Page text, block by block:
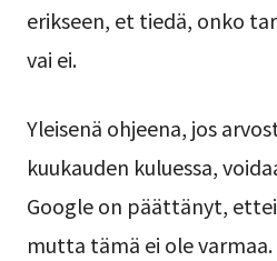
erikseen, et tiedä, onko
vai ei.
Yleisenä ohjeena, jos
kuukauden kuluessa,
Google on päättänyt,
mutta tämä ei ole varmaa.